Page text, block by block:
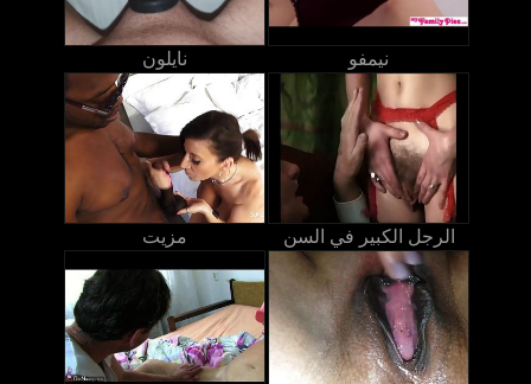
نايلون نيمفو
مزيت الرجل الكبير في السن